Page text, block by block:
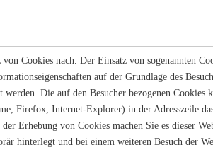
Cookies nach. Der Einsatz von sogenannten
auf der Grundlage des
werden. Die auf den Besucher bezogenen
Firefox, Internet-Explorer) in der Adresszeile
Erhebung von Cookies machen Sie es dieser
hinterlegt und bei einem weiteren Besuch der